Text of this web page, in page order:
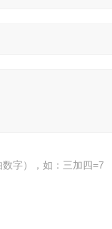
字），如：三加四=7